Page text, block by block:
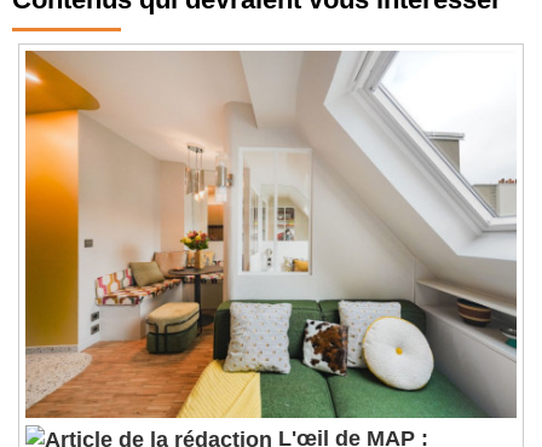
Contenus qui devraient vous intéresser